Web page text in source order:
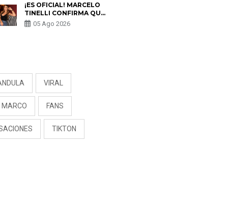
PREOCUPACIÓN
¡ES OFICIAL! MARCELO
TINELLI CONFIRMA QUE
REGRESÓ CON MILETT
FIGUEROA: “EL AMOR
05 Ago 2026
VIRAL
MARCO FANS
TIKTON